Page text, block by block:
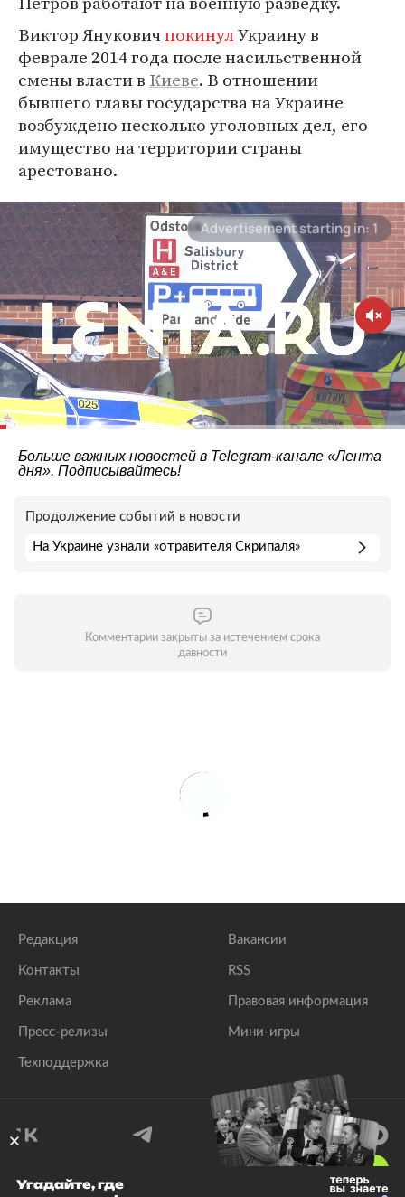
Виктор ЯнуковичпокинулУкраину в
феврале 2014 года после насильственной
смены власти в Киеве. В отношении
бывшего главы государства на Украине
возбуждено несколько уголовных дел, его
имущество на территории страны
арестовано.
Больше важных новостей в Telegram-канале «Лента
дня». Подписывайтесь!
Продолжение событий в новости
На Украине узнали «отравителя Скрипаля»
Комментарии закрыты за истечением срока
давности
Редакция
Контакты
Реклама
Пресс-релизы
Техподдержка
Вакансии
RSS
Правовая информация
Мини-игры
Угадайте, где